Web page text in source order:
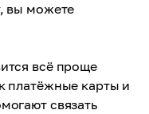
вы можете
всё проще
платёжные карты и
связать